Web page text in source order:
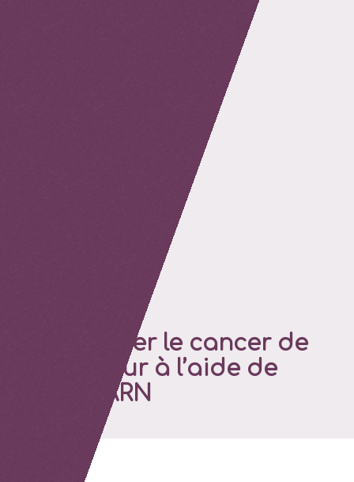
Éradiquer le cancer de
l’intérieur à l’aide de
microARN